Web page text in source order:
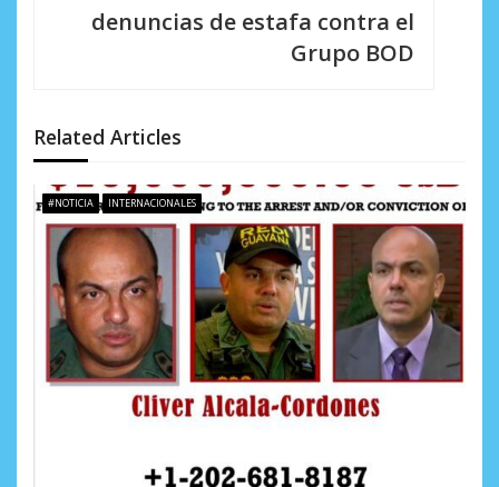
e
n
denuncias de estafa contra el
Grupo BOD
Related Articles
#NOTICIA INTERNACIONALES